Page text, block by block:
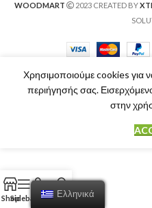
WOODMART 2023 CREATED BY
Χρησιμοποιούμε cookies για
περιήγησής σας.
στην
Ελληνικά
ShopSidebar Cart
My account